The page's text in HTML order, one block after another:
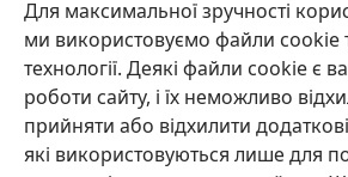
Для максимальної зручності
ми використовуємо файли cookie
технології. Деякі файли cookie є
роботи сайту, і їх неможливо
прийняти або відхилити
які використовуються лише для
у
новому
вікні)
ОНЛАЙН-БІБЛІОТЕКА Товариства
(відкривається
у
новому
вікні)
JW Hub ®
(відкривається
у
новомуJW Library